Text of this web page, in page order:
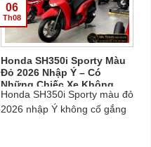
Honda SH350i Sporty Màu
Đỏ 2026 Nhập Ý – Có
Những Chiếc Xe Không
Cần Nổ Máy Vẫn Đủ Khiến
Người Ta Muốn Sở Hữu
Honda SH350i Sporty màu đỏ
2026 nhập Ý không cố gắng
06
Th08